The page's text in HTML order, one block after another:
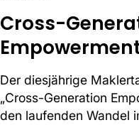
Cross-
Der diesjährige
„Cross-Generation
den laufenden Wandel